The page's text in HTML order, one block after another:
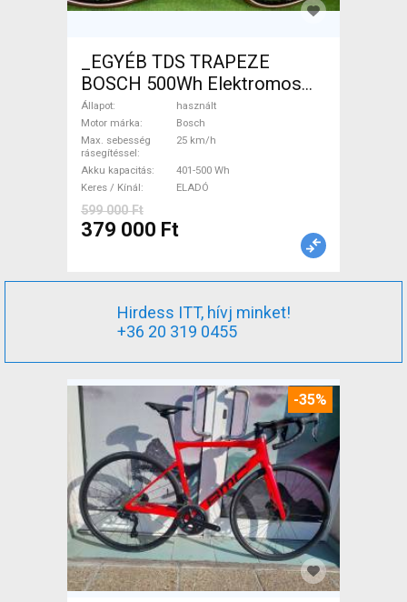
_EGYÉB TDS TRAPEZE
BOSCH 500Wh Elektromos
Trekking/cross 25 km/h
Bosch 401-500 Wh használt
ELADÓ
Állapot
használt
Motor márka
Bosch
Max. sebesség
rásegítéssel
25 km/h
Akku kapacitás
401-500 Wh
Keres / Kínál
ELADÓ
599 000 Ft
379 000 Ft
Hirdess ITT, hívj minket!
+36 20 319 0455
-35%